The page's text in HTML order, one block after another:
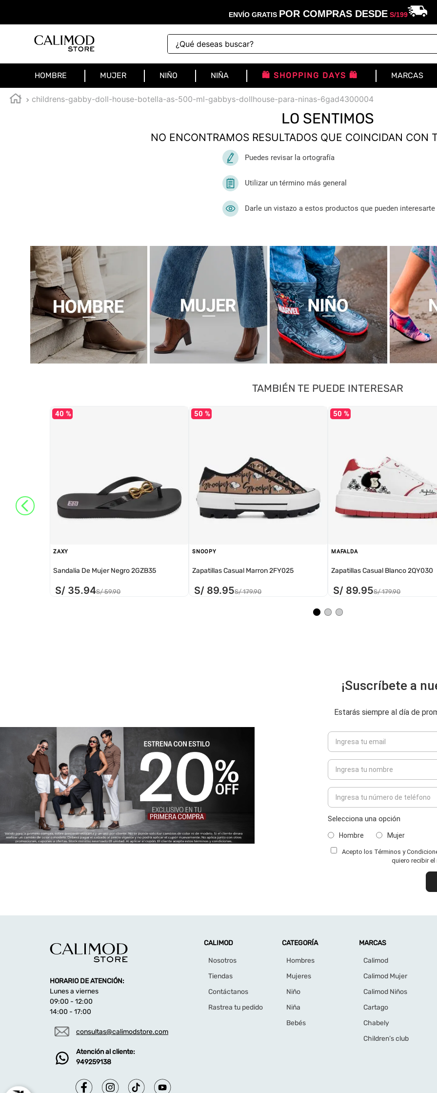
ENVÍO GRATIS POR COMPRAS DESDES/199
¿Qué deseas buscar?
HOMBRE MUJER NIÑO NIÑA 🛍️ SHOPPING DAYS 🛍️ MARCAS
childrens-gabby-doll-house-botella-as-500-ml-gabbys-dollhouse-para-ninas-6gad4300004
LO SENTIMOS
NO ENCONTRAMOS RESULTADOS QUE COINCIDAN CON
Puedes revisar la ortografía
Utilizar un término más general
Darle un vistazo a estos productos que pueden interesarte
TAMBIÉN TE PUEDE INTERESAR
40 %
ZAXY
Sandalia De Mujer Negro 2GZB35
S/ 35.94S/ 59.90
50 %
SNOOPY
Zapatillas Casual Marron 2FY025
S/ 89.95S/ 179.90
50 %
MAFALDA
Zapatillas Casual Blanco 2QY030
S/ 89.95S/ 179.90
¡Suscríbete a
Estarás siempre al día de
Selecciona una opción
Hombre Mujer
Acepto los Términos y
quiero recibir
HORARIO DE ATENCIÓN:
Lunes a viernes
09:00 - 12:00
14:00 - 17:00
consultas@calimodstore.com
Atención al cliente:
949259138
CALIMOD
Nosotros
Tiendas
Contáctanos
Rastrea tu pedido
CATEGORÍA
Hombres
Mujeres
Niño
Niña
Bebés
MARCAS
Calimod
Calimod Mujer
Calimod Niños
Cartago
Chabely
Children’s club